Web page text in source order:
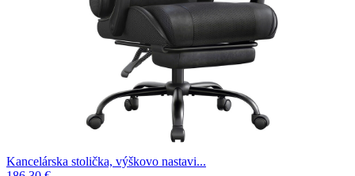
Kancelárska stolička, výškovo nastavi...